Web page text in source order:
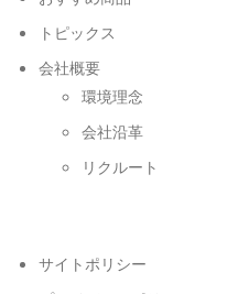
トピックス
会社概要
環境理念
会社沿革
リクルート
サイトポリシー